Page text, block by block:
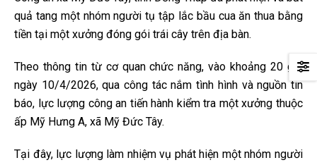
quả tang một nhóm người tụ tập lắc bầu cua ăn thua bằng
tiền tại một xưởng đóng gói trái cây trên địa bàn.
Theo thông tin từ cơ quan chức năng, vào khoảng 20 giờ
ngày 10/4/2026, qua công tác nắm tình hình và nguồn tin
báo, lực lượng công an tiến hành kiểm tra một xưởng thuộc
ấp Mỹ Hưng A, xã Mỹ Đức Tây.
Tại đây, lực lượng làm nhiệm vụ phát hiện một nhóm người